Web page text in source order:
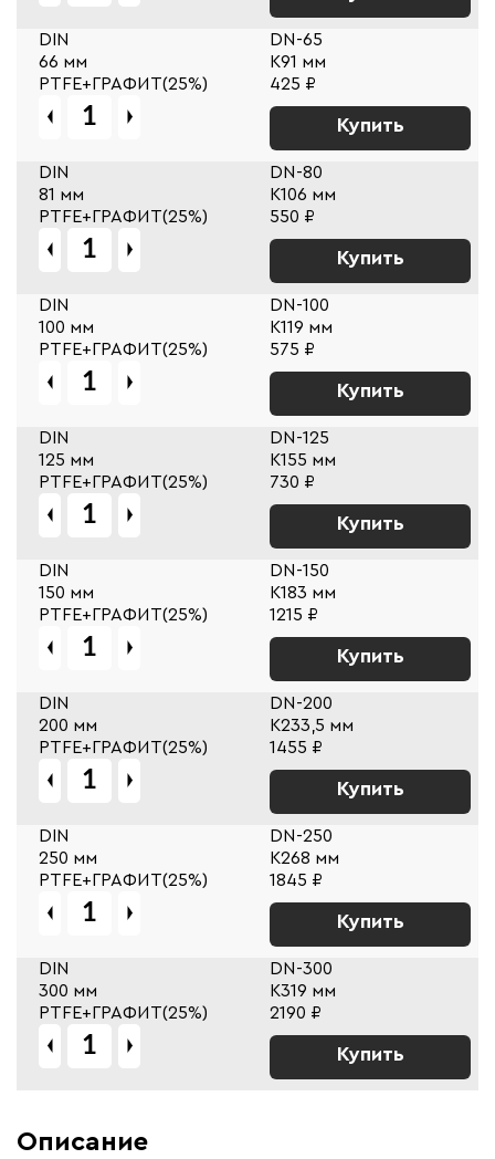
DIN
DN-65
66 мм
К91 мм
PTFE+ГРАФИТ(25%)
425 ₽
Купить
DIN
DN-80
81 мм
К106 мм
PTFE+ГРАФИТ(25%)
550 ₽
Купить
DIN
DN-100
100 мм
К119 мм
PTFE+ГРАФИТ(25%)
575 ₽
Купить
DIN
DN-125
125 мм
К155 мм
PTFE+ГРАФИТ(25%)
730 ₽
Купить
DIN
DN-150
150 мм
К183 мм
PTFE+ГРАФИТ(25%)
1215 ₽
Купить
DIN
DN-200
200 мм
К233,5 мм
PTFE+ГРАФИТ(25%)
1455 ₽
Купить
DIN
DN-250
250 мм
К268 мм
PTFE+ГРАФИТ(25%)
1845 ₽
Купить
DIN
DN-300
300 мм
К319 мм
PTFE+ГРАФИТ(25%)
2190 ₽
Купить
Описание